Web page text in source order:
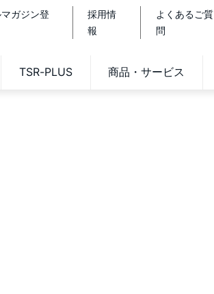
マガジン登
採用情
報
よくあるご質
問
TSR-PLUS 商品・サービス